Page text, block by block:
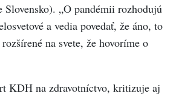
„O pandémii rozhodujú
a vedia povedať, že áno, to
na svete, že hovoríme o
KDH na zdravotníctvo, kritizuje aj